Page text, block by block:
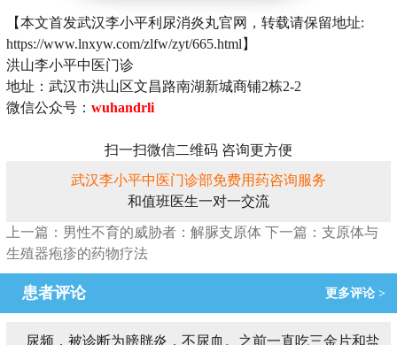
【本文首发武汉李小平利尿消炎丸官网，转载请保留地址:
https://www.lnxyw.com/zlfw/zyt/665.html】
洪山李小平中医门诊
地址：武汉市洪山区文昌路南湖新城商铺2栋2-2
微信公众号： wuhandrli
扫一扫微信二维码 咨询更方便
武汉李小平中医门诊部免费用药咨询服务
和值班医生一对一交流
上一篇：男性不育的威胁者：解脲支原体 下一篇：支原体与
生殖器疱疹的药物疗法
患者评论 更多评论 >
尿频，被诊断为膀胱炎，不尿血。之前一直吃三金片和盐